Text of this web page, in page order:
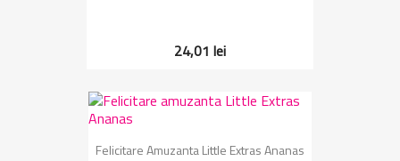
24,01 lei
Felicitare Amuzanta Little Extras Ananas